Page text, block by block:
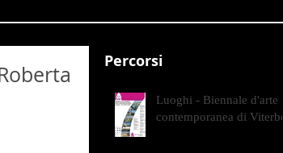
Percorsi
Luoghi - Biennale d'arte
contemporanea di Viterbo